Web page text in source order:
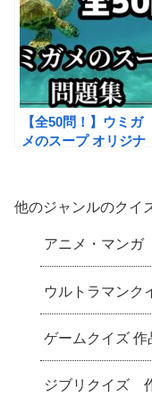
分から 後半を推理し
て答えるクイズ-
【全50問！】ウミガ
メのスープ オリジナ
ライトな良問・傑作選
他のジャンルのクイ
アニメ・マン
ウルトラマン
ゲームクイズ 作
ジブリクイズ